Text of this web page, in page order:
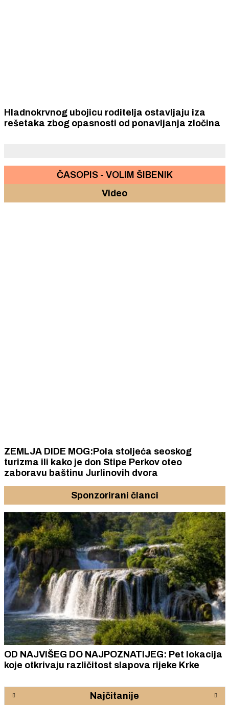
Hladnokrvnog ubojicu roditelja ostavljaju iza
rešetaka zbog opasnosti od ponavljanja zločina
ČASOPIS - VOLIM ŠIBENIK
Video
ZEMLJA DIDE MOG:Pola stoljeća seoskog
turizma ili kako je don Stipe Perkov oteo
zaboravu baštinu Jurlinovih dvora
Sponzorirani članci
OD NAJVIŠEG DO NAJPOZNATIJEG: Pet lokacija
koje otkrivaju različitost slapova rijeke Krke
Najčitanije